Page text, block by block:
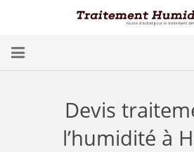
ConséquencesDevis
l’humidité à